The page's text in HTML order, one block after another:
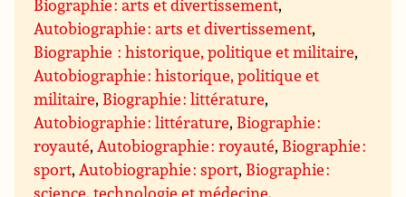
Biographie : arts et divertissement,
Autobiographie : arts et divertissement,
Biographie : historique, politique et militaire,
Autobiographie : historique, politique et
militaire, Biographie : littérature,
Autobiographie : littérature, Biographie :
royauté,Autobiographie : royauté, Biographie :
sport,Autobiographie : sport, Biographie :
science, technologie et médecine,